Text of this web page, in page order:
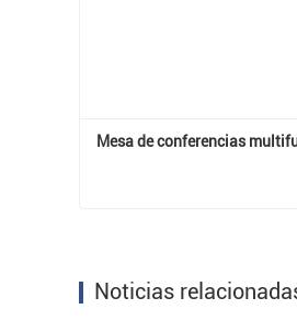
Mesa de conferencias
Noticias